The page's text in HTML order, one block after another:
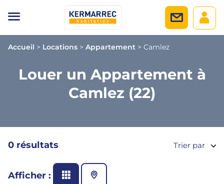
Accueil > Locations > Appartement > Camlez
Louer un Appartement à
Camlez (22)
0 résultats Trier par
Afficher :